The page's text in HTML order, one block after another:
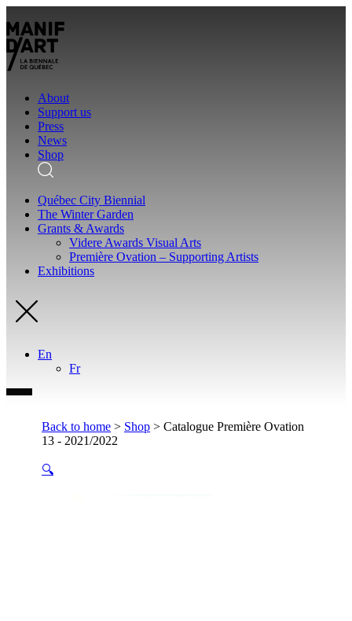
About
Support us
Press
News
Shop
Québec City Biennial
The Winter Garden
Grants & Awards
Videre Awards Visual Arts
Première Ovation – Supporting Artists
Exhibitions
En
Fr
Back to home > Shop > Catalogue Première Ovation
13 - 2021/2022
🔍